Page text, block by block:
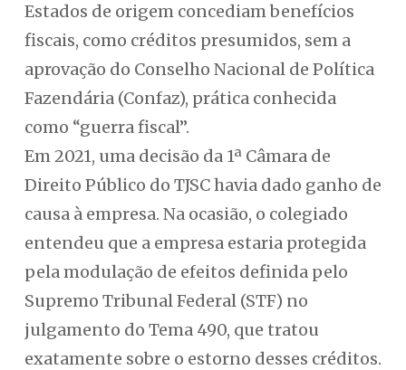
Estados de origem concediam benefícios
fiscais, como créditos presumidos, sem a
aprovação do Conselho Nacional de Política
Fazendária (Confaz), prática conhecida
como “guerra fiscal”.
Em 2021, uma decisão da 1ª Câmara de
Direito Público do TJSC havia dado ganho de
causa à empresa. Na ocasião, o colegiado
entendeu que a empresa estaria protegida
pela modulação de efeitos definida pelo
Supremo Tribunal Federal (STF) no
julgamento do Tema 490, que tratou
exatamente sobre o estorno desses créditos.